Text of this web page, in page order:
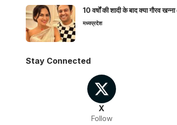
10 वर्षों की शादी के बाद क्या गौरव
मध्यप्रदेश
Stay Connected
X
Follow